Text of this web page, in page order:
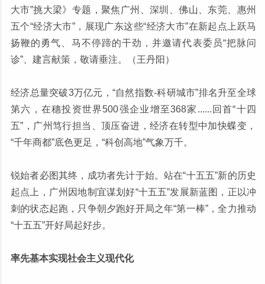
大市”挑大梁》专题，聚焦广州、深圳、佛山、东莞、惠州
五个“经济大市”，展现广东这些“经济大市”在新起点上跃马
扬鞭的勇气、马不停蹄的干劲，并邀请代表委员“把脉问
诊”、建言献策，敬请垂注。（王丹阳）
经济总量突破3万亿元，“自然指数-科研城市”排名升至全球
第六，在穗投资世界500强企业增至368家......回首“十四
五”，广州笃行担当、顶压奋进，经济在转型中加快蝶变，
“千年商都”底色更足，“科创高地”气象万千。
锐始者必图其终，成功者先计于始。站在“十五五”新的历史
起点上，广州因地制宜谋划好“十五五”发展新蓝图，正以冲
刺的状态起跑，只争朝夕跑好开局之年“第一棒”，全力推动
“十五五”开好局起好步。
率先基本实现社会主义现代化